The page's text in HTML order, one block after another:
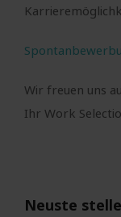
Wir freuen uns
Ihr Work
Neuste